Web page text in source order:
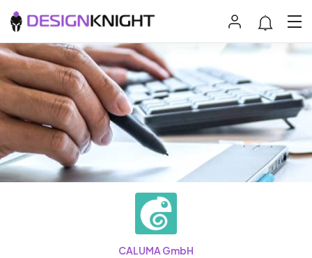
CALUMA GmbH